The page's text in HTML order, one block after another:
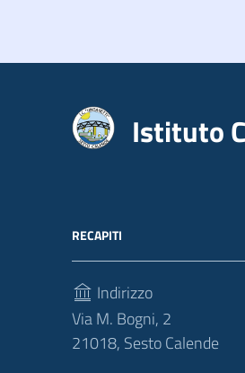
Istituto
RECAPITI
Indirizzo
Via M. Bogni, 2
21018, Sesto Calende